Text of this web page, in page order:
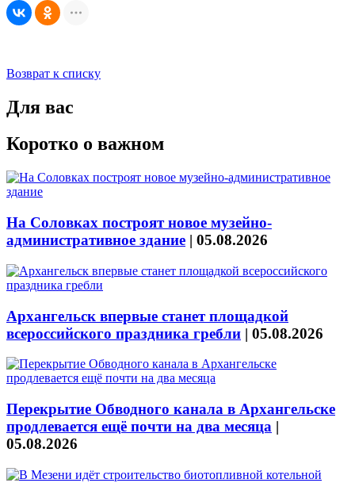
Возврат к списку
Для вас
Коротко о важном
На Соловках построят новое музейно-
административное здание | 05.08.2026
Архангельск впервые станет площадкой
всероссийского праздника гребли | 05.08.2026
Перекрытие Обводного канала в Архангельске
продлевается ещё почти на два месяца |
05.08.2026